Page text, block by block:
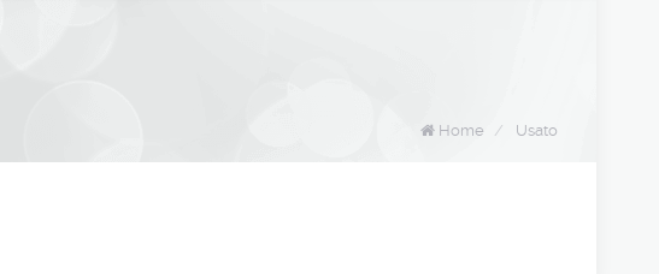
Home / Usato